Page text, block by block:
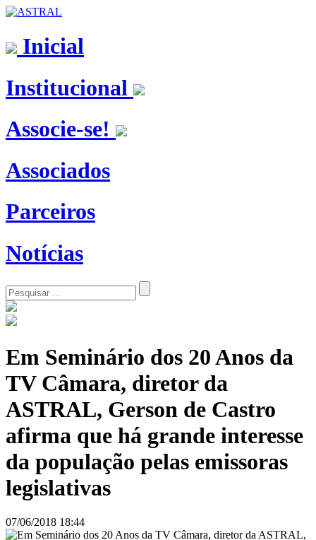
Inicial
Institucional
Associe-se!
Associados
Parceiros
Notícias
Em Seminário dos 20 Anos da
TV Câmara, diretor da
ASTRAL, Gerson de Castro
afirma que há grande interesse
da população pelas emissoras
legislativas
07/06/2018 18:44